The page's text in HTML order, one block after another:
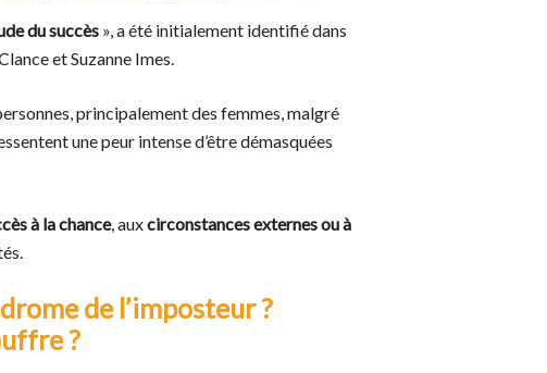
du succès », a été initialement identifié dans
et Suzanne Imes.
principalement des femmes, malgré
une peur intense d’être démasquées
à la chance, auxcirconstances externes ou à
de l’imposteur ?
?